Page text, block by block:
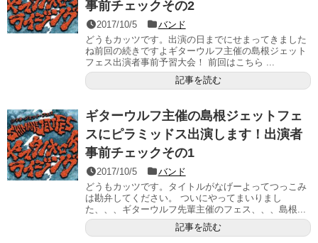
事前チェックその2
2017/10/5
バンド
どうもカッツです。出演の日までにせまってきました
ね前回の続きですよギターウルフ主催の島根ジェット
フェス出演者事前予習大会！ 前回はこちら ...
記事を読む
ギターウルフ主催の島根ジェットフェ
スにピラミッドス出演します！出演者
事前チェックその1
2017/10/5
バンド
どうもカッツです。タイトルがなげーよってつっこみ
は勘弁してください。 ついにやってまいりまし
た、、、ギターウルフ先輩主催のフェス、、、島根...
記事を読む